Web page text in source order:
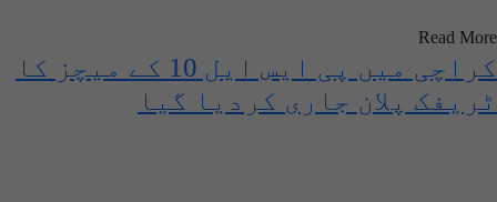
Read More
کراچی میں پی ایس ایل 10 کے میچز کا
ٹریفک پلان جاری کردیا گیا